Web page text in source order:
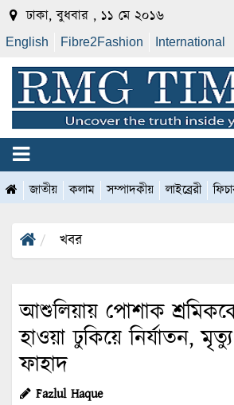
ঢাকা, বুধবার , ১১ মে ২০১৬
English Fibre2Fashion International
জাতীয় কলাম সম্পাদকীয় লাইব্রেরী
খবর
আশুলিয়ায় পোশাক
হাওয়া ঢুকিয়ে নির্যাতন,
ফাহাদ
Fazlul Haque